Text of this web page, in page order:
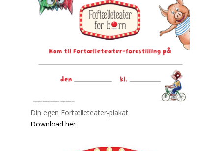
Din egen Fortælleteater-plakat
Download her